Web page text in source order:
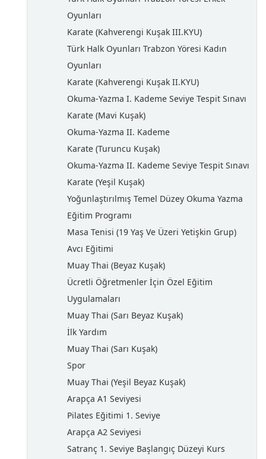
Oyunları
Karate (Kahverengi Kuşak III.KYU)
Türk Halk Oyunları Trabzon Yöresi Kadın
Oyunları
Karate (Kahverengi Kuşak II.KYU)
Okuma-Yazma I. Kademe Seviye Tespit Sınavı
Karate (Mavi Kuşak)
Okuma-Yazma II. Kademe
Karate (Turuncu Kuşak)
Okuma-Yazma II. Kademe Seviye Tespit Sınavı
Karate (Yeşil Kuşak)
Yoğunlaştırılmış Temel Düzey Okuma Yazma
Eğitim Programı
Masa Tenisi (19 Yaş Ve Üzeri Yetişkin Grup)
Avcı Eğitimi
Muay Thai (Beyaz Kuşak)
Ücretli Öğretmenler İçin Özel Eğitim
Uygulamaları
Muay Thai (Sarı Beyaz Kuşak)
İlk Yardım
Muay Thai (Sarı Kuşak)
Spor
Muay Thai (Yeşil Beyaz Kuşak)
Arapça A1 Seviyesi
Pilates Eğitimi 1. Seviye
Arapça A2 Seviyesi
Satranç 1. Seviye Başlangıç Düzeyi Kurs